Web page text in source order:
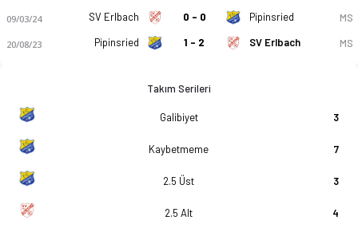
09/03/24 SV Erlbach 0 - 0 Pipinsried MS
20/08/23 Pipinsried 1 - 2 SV Erlbach MS
Takım Serileri
Galibiyet 3
Kaybetmeme 7
2.5 Üst 3
2.5 Alt 4